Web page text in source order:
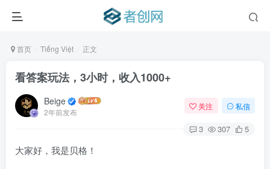
首页 Tiếng Việt 正文
看答案玩法，3小时，收入1000+
Beige
2年前发布
关注 私信
3 307 5
大家好，我是贝格！